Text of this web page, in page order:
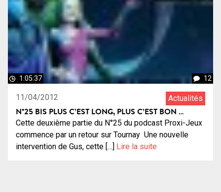
1:05:37 12
11/04/2012 Actualités
N°25 BIS PLUS C’EST LONG, PLUS C’EST BON …
Cette deuxième partie du N°25 du podcast Proxi-Jeux
commence par un retour sur Tournay Une nouvelle
intervention de Gus, cette […] Lire la suite